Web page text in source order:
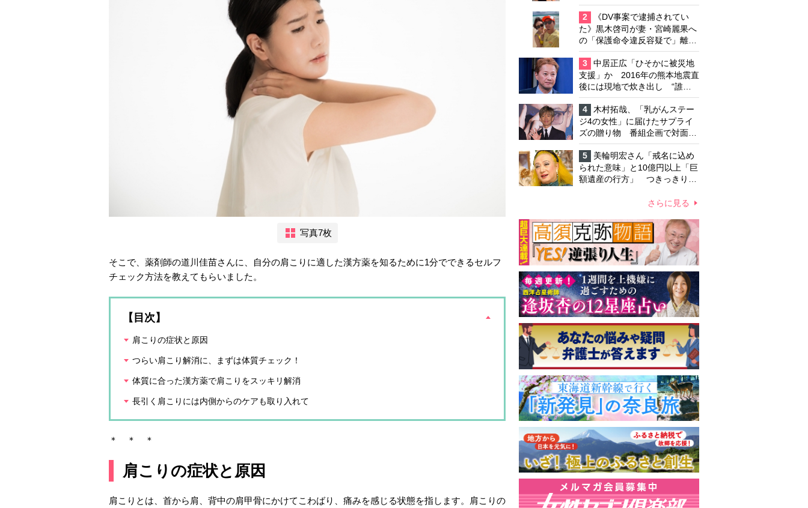
写真7枚
そこで、薬剤師の道川佳苗さんに、自分の肩こりに適した漢方薬を知るために1分でできるセルフ
チェック方法を教えてもらいました。
【目次】
肩こりの症状と原因
つらい肩こり解消に、まずは体質チェック！
体質に合った漢方薬で肩こりをスッキリ解消
長引く肩こりには内側からのケアも取り入れて
＊ ＊ ＊
肩こりの症状と原因
肩こりとは、首から肩、背中の肩甲骨にかけてこわばり、痛みを感じる状態を指します。肩こりの
逮捕で始まる「夫婦の闘争」
2
《DV事案で逮捕されてい
た》黒木啓司が妻・宮崎麗果へ
の「保護命令違反容疑で」離婚
協議は「第二ステージ」へ
3
中居正広「ひそかに被災地
支援」か 2016年の熊本地震直
後には現地で炊き出し “誰に
も知られなくて良い”と、むし
ろ強まる福祉活動への思い
4
木村拓哉、「乳がんステー
ジ4の女性」に届けたサプライ
ズの贈り物 番組企画で対面し
たファンが、夢と希望を与える
心遣いに「うれしくて号泣しま
した」
5
美輪明宏さん「戒名に込め
られた意味」と10億円以上「巨
額遺産の行方」 つきっきりで
さらに見る